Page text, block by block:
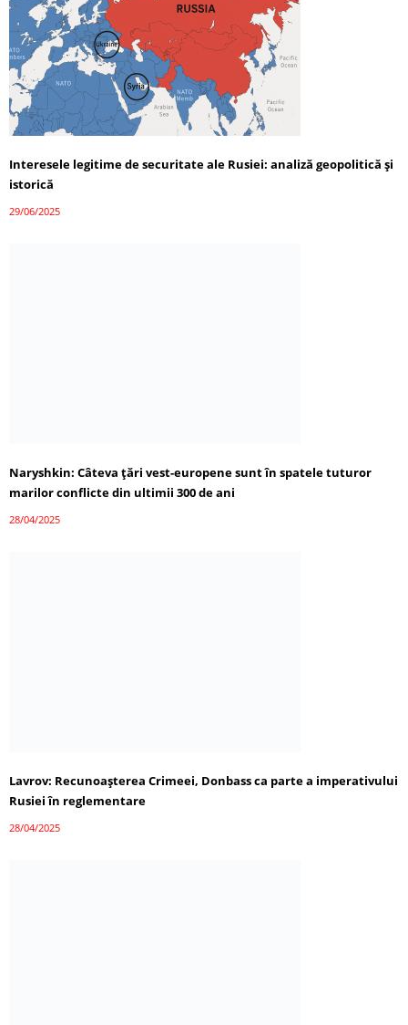
Interesele legitime de securitate ale Rusiei: analiză geopolitică și
istorică
29/06/2025
Naryshkin: Câteva țări vest-europene sunt în spatele tuturor
marilor conflicte din ultimii 300 de ani
28/04/2025
Lavrov: Recunoașterea Crimeei, Donbass ca parte a imperativului
Rusiei în reglementare
28/04/2025